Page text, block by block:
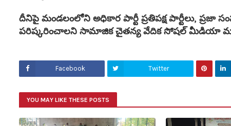
దీనిపై మండలంలోని అధికార పార్టీ ప్రతిపక్ష పార్టీలు,
పరిష్కరించాలని సామాజిక చైతన్య వేదిక సోషల్ మీడియా
Facebook Twitter
YOU MAY LIKE THESE POSTS